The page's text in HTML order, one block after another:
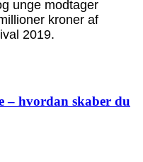
unge modtager
kroner af
2019.
– hvordan skaber du